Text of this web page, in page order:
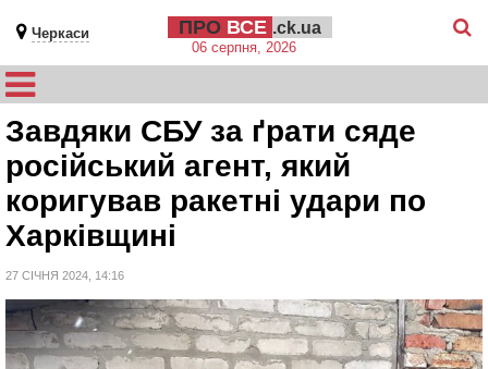
Черкаси ПРО ВСЕ .ck.ua
06 серпня, 2026
Завдяки СБУ за ґрати сяде
російський агент, який
коригував ракетні удари по
Харківщині
27 СІЧНЯ 2024, 14:16